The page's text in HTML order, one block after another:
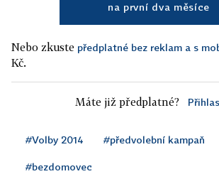
na první dva měsíce
Nebo zkuste předplatné bez reklam a s
Kč.
Máte již předplatné?
#Volby 2014 #předvolební kampaň
#bezdomovec